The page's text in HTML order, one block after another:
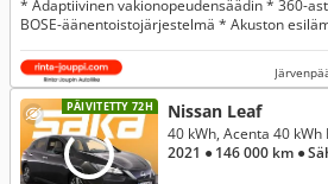
* Adaptiivinen vakionopeudensäädin * 360-
BOSE-äänentoistojärjestelmä * Akuston
PÄIVITETTY 72H Nissan Leaf
2021 ● 146 000 km ●